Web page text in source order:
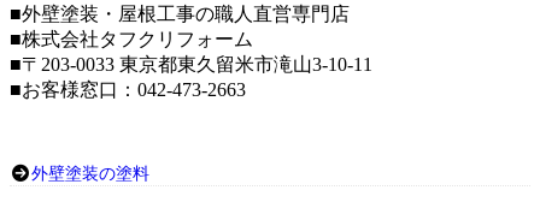
■外壁塗装・屋根工事の職人直営専門店
■株式会社タフクリフォーム
■〒203-0033 東京都東久留米市滝山3-10-11
■お客様窓口：042-473-2663
外壁塗装の塗料